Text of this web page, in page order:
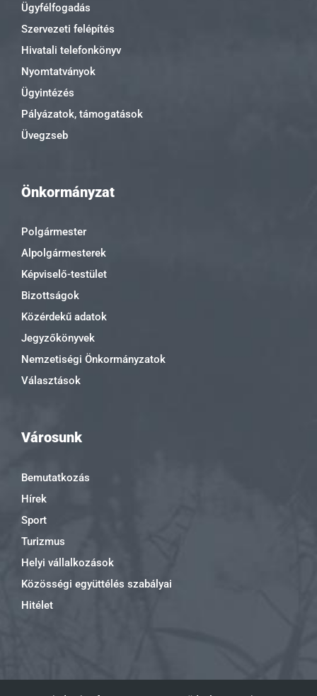
Ügyfélfogadás
Szervezeti felépítés
Hivatali telefonkönyv
Nyomtatványok
Ügyintézés
Pályázatok, támogatások
Üvegzseb
Önkormányzat
Polgármester
Alpolgármesterek
Képviselő-testület
Bizottságok
Közérdekű adatok
Jegyzőkönyvek
Nemzetiségi Önkormányzatok
Választások
Városunk
Bemutatkozás
Hírek
Sport
Turizmus
Helyi vállalkozások
Közösségi együttélés szabályai
Hitélet